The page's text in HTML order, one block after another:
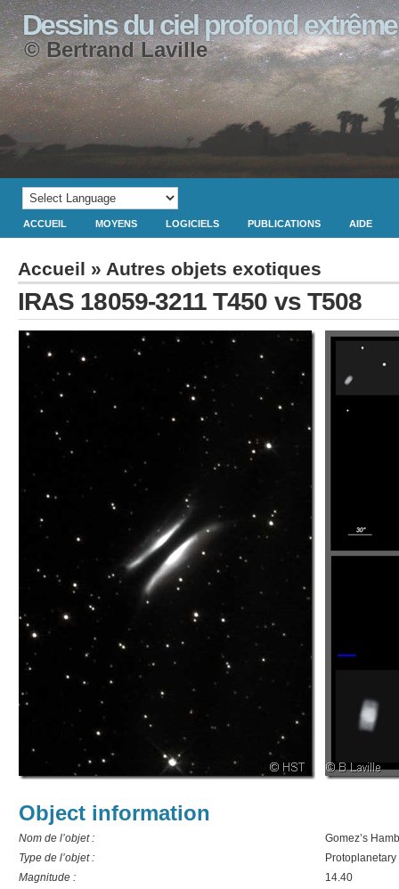
Dessins du ciel profond extrême
© Bertrand Laville
ACCUEIL MOYENS LOGICIELS PUBLICATIONS AIDE
Accueil » Autres objets exotiques
IRAS 18059-3211 T450 vs T508
Object information
Nom de l’objet :
Gomez’s
Type de l’objet :
Magnitude :
14.40